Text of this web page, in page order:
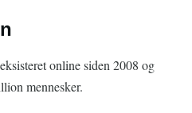
online siden 2008 og
mennesker.